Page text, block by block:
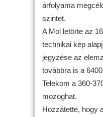
árfolyama
szintet.
A Mol letörte az
technikai kép
jegyzése az
továbbra is a
Telekom a 360-
mozoghat.
Hozzátette, hogy